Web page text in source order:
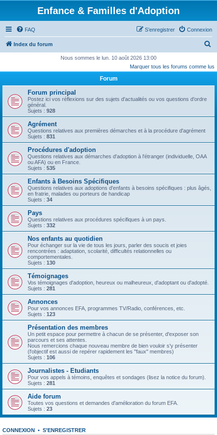
Enfance & Familles d'Adoption
FAQ Connexion
S’enregistrer
Index du forum
c
Nous sommes le lun. 10 août 2026 13:00
Marquer tous les forums comme lus
Forum
Forum principal
Postez ici vos réflexions sur des sujets d'actualités ou vos questions d'ordre
général.
Sujets : 928
Agrément
Questions relatives aux premières démarches et à la procédure d'agrément
Sujets : 831
Procédures d'adoption
Questions relatives aux démarches d'adoption à l'étranger (individuelle, OAA
ou AFA) ou en France.
Sujets : 535
Enfants à Besoins Spécifiques
Questions relatives aux adoptions d'enfants à besoins spécifiques : plus âgés,
en fratrie, malades ou porteurs de handicap
Sujets : 34
Pays
Questions relatives aux procédures spécifiques à un pays.
Sujets : 332
Nos enfants au quotidien
Pour échanger sur la vie de tous les jours, parler des soucis et joies
rencontrées : adaptation, scolarité, difficultés relationnelles ou
comportementales.
Sujets : 130
Témoignages
Vos témoignages d'adoption, heureux ou malheureux, d'adoptant ou d'adopté.
Sujets : 281
Annonces
Pour vos annonces EFA, programmes TV/Radio, conférences, etc.
Sujets : 123
Présentation des membres
Un petit espace pour permettre à chacun de se présenter, d'exposer son
parcours et ses attentes.
Nous remercions chaque nouveau membre de bien vouloir s'y présenter
(l'objectif est aussi de repérer rapidement les "faux" membres)
Sujets : 106
Journalistes - Etudiants
Pour vos appels à témoins, enquêtes et sondages (lisez la notice du forum).
Sujets : 281
Aide forum
Toutes vos questions et demandes d'amélioration du forum EFA.
Sujets : 23
CONNEXION • S’ENREGISTRER